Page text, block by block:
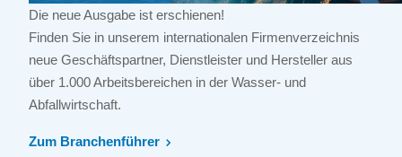
Die neue Ausgabe ist erschienen!
Finden Sie in unserem internationalen Firmenverzeichnis
neue Geschäftspartner, Dienstleister und Hersteller aus
über 1.000 Arbeitsbereichen in der Wasser- und
Abfallwirtschaft.
Zum Branchenführer